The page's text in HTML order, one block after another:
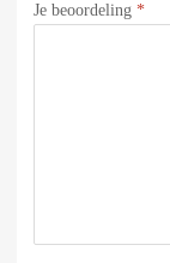
Je beoordeling *